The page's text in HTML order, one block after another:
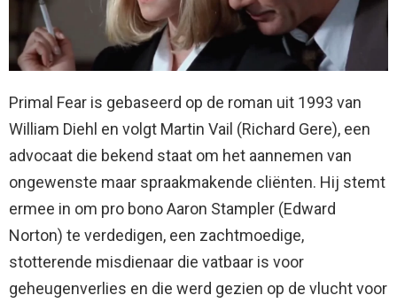
Primal Fear is gebaseerd op de roman uit 1993 van
William Diehl en volgt Martin Vail (Richard Gere), een
advocaat die bekend staat om het aannemen van
ongewenste maar spraakmakende cliënten. Hij stemt
ermee in om pro bono Aaron Stampler (Edward
Norton) te verdedigen, een zachtmoedige,
stotterende misdienaar die vatbaar is voor
geheugenverlies en die werd gezien op de vlucht voor